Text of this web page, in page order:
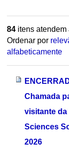
84itens atendem
Ordenar por
alfabeticamente
Chamada
visitante da
Sciences
2026